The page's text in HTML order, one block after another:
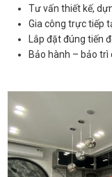
Tư vấn thiết kế,
Gia công trực tiếp
Lắp đặt đúng tiến
Bảo hành – bảo trì